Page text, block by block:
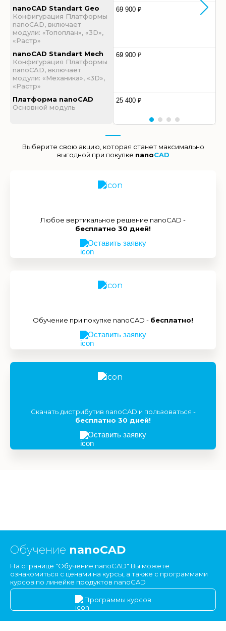
nanoCAD Standart Geo
Конфигурация Платформы
nanoCAD, включает
модули: «Топоплан», «3D»,
«Растр»
nanoCAD Standart Mech
Конфигурация Платформы
nanoCAD, включает
модули: «Механика», «3D»,
«Растр»
Платформа nanoCAD
Основной модуль
69 900 ₽
69 900 ₽
25 400 ₽
Выберите свою акцию, которая станет максимально
выгодной при покупке nanoCAD
Любое вертикальное решение nanoCAD -
бесплатно 30 дней!
Оставить заявку
Обучение при покупке nanoCAD - бесплатно!
Оставить заявку
Скачать дистрибутив nanoCAD и пользоваться -
бесплатно 30 дней!
Оставить заявку
Обучение nanoCAD
На странице "Обучение nanoCAD" Вы можете
ознакомиться с ценами на курсы, а также с программами
курсов по линейке продуктов nanoCAD
Программы курсов